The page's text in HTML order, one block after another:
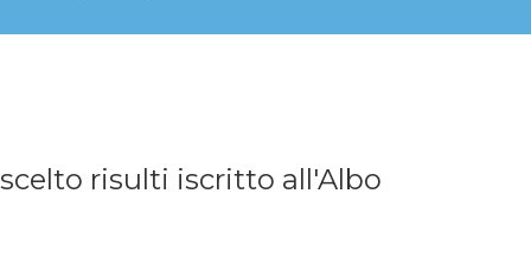
risulti iscritto all'Albo